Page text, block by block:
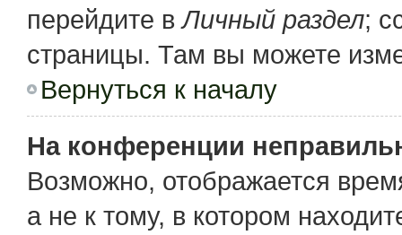
перейдите вЛичный раздел;
страницы. Там вы можете
Вернуться к началу
На конференции
Возможно, отображается
а не к тому, в котором